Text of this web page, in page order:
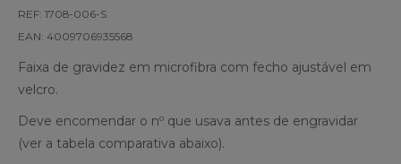
REF: 1708-006-S
EAN: 4009706935568
Faixa de gravidez em microfibra com fecho ajustável em
velcro.
Deve encomendar o nº que usava antes de engravidar
(ver a tabela comparativa abaixo).